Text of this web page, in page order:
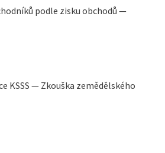
podle zisku obchodů —
KSSS — Zkouška zemědělského